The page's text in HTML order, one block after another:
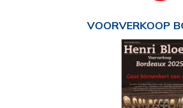
VOORVERKOOP